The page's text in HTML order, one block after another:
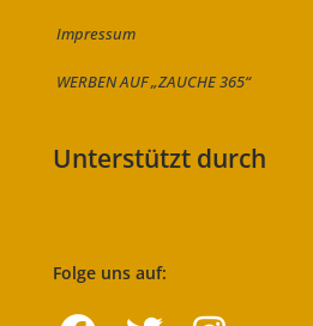
Impressum
WERBEN AUF „ZAUCHE 365“
Unterstützt durch
Folge uns auf: